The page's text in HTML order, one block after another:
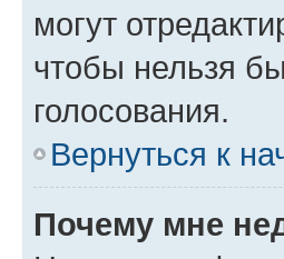
могут
чтобы нельзя
голосования.
Вернуться к
Почему мне